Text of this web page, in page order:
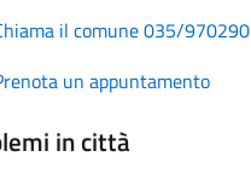
il comune 035/970290
un appuntamento
in città